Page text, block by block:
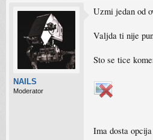
NAILS
Moderator
Uzmi jedan od
Valjda ti nije
Sto se tice
Ima dosta